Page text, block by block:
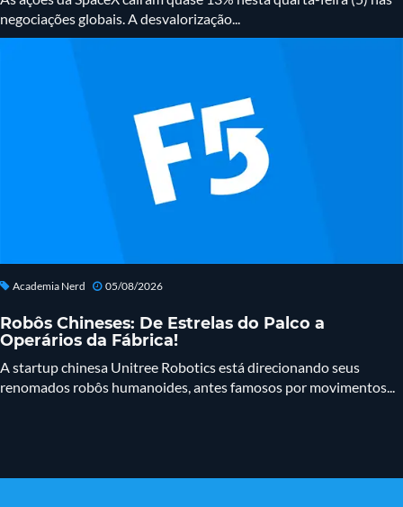
negociações globais. A desvalorização...
Academia Nerd 05/08/2026
Robôs Chineses: De Estrelas do Palco a
Operários da Fábrica!
A startup chinesa Unitree Robotics está direcionando seus
renomados robôs humanoides, antes famosos por movimentos...